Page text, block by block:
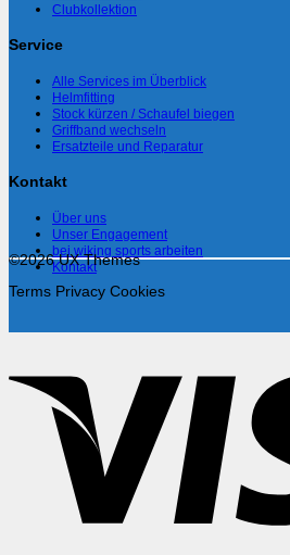
Clubkollektion
Service
Alle Services im Überblick
Helmfitting
Stock kürzen / Schaufel biegen
Griffband wechseln
Ersatzteile und Reparatur
Kontakt
Über uns
Unser Engagement
bei wiking sports arbeiten
Kontakt
©2026 UX Themes
Terms Privacy Cookies